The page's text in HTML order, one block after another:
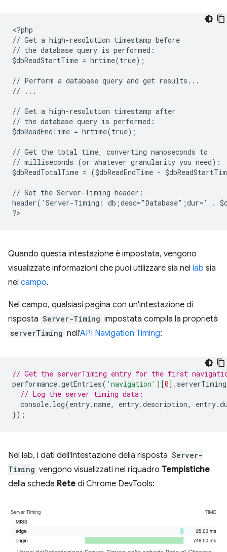
<?php
// Get a high-resolution timestamp before
// the database query is performed:
$dbReadStartTime = hrtime(true);
// Perform a database query and get results...
// ...
// Get a high-resolution timestamp after
// the database query is performed:
$dbReadEndTime = hrtime(true);
// Get the total time, converting nanoseconds to
// milliseconds (or whatever granularity you need):
$dbReadTotalTime = ($dbReadEndTime -
// Set the Server-Timing header:
header('Server-Timing: db;desc="Database";dur=' .
?
Quando questa intestazione è impostata, vengono
visualizzate informazioni che puoi utilizzare sia nel lab sia
nel campo.
Nel campo, qualsiasi pagina con un'intestazione di
risposta Server-Timing impostata compila la proprietà
serverTiming nell'API Navigation Timing:
// Get the serverTiming entry for the first
performance.getEntries( 'navigation' )[0]. serverTiming
// Log the server timing data:
console. log(entry.name, entry.description, entry.
});
Nel lab, i dati dell'intestazione della risposta Server-
Timing vengono visualizzati nel riquadro Tempistiche
della scheda Rete di Chrome DevTools: